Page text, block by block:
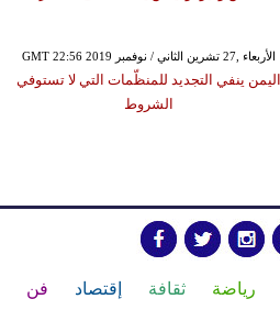
GMT 22:56 2019 الأربعاء ,27 تشرين الثاني / نوفمبر
اليمن ينفي التجديد للمنظّمات التي لا تستوفي
الشروط
رياضة ثقافة إقتصاد فن